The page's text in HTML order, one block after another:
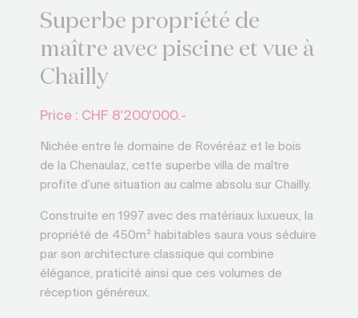
Superbe propriété de
maître avec piscine et vue à
Chailly
Price : CHF 8'200'000.-
Nichée entre le domaine de Rovéréaz et le bois
de la Chenaulaz, cette superbe villa de maître
profite d’une situation au calme absolu sur Chailly.
Construite en 1997 avec des matériaux luxueux, la
propriété de 450m² habitables saura vous séduire
par son architecture classique qui combine
élégance, praticité ainsi que ces volumes de
réception généreux.